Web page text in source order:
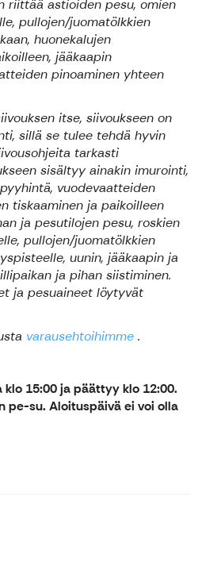
riittää astioiden pesu, omien
pullojen/juomatölkkien
huonekalujen
jääkaapin
pinoaminen yhteen
itse, siivoukseen on
sillä se tulee tehdä hyvin
tarkasti
sisältyy ainakin imurointi,
vuodevaatteiden
tiskaaminen ja paikoilleen
ja pesutilojen pesu, roskien
pullojen/juomatölkkien
uunin, jääkaapin ja
ja pihan siistiminen.
ja pesuaineet löytyvät
varausehtoihimme .
klo 15:00 ja päättyy klo 12:00.
pe-su. Aloituspäivä ei voi olla